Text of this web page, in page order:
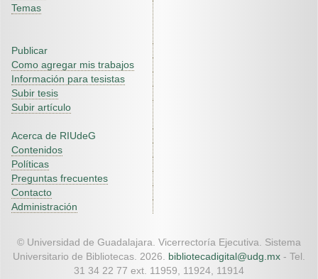
Temas
Publicar
Como agregar mis trabajos
Información para tesistas
Subir tesis
Subir artículo
Acerca de RIUdeG
Contenidos
Políticas
Preguntas frecuentes
Contacto
Administración
© Universidad de Guadalajara. Vicerrectoría Ejecutiva. Sistema
Universitario de Bibliotecas. 2026. bibliotecadigital@udg.mx - Tel.
31 34 22 77 ext. 11959, 11924, 11914